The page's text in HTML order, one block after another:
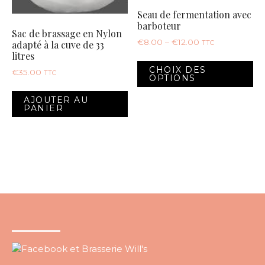
du
produit
Sac de brassage en Nylon
adapté à la cuve de 33
litres
€35.00 TTC
AJOUTER AU
PANIER
Seau de fermentation avec
barboteur
€8.00 –€12.00 TTC
CHOIX DES
OPTIONS
Ce
a